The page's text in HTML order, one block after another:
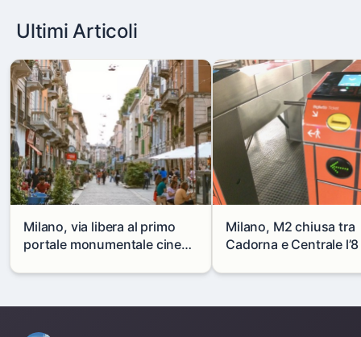
Ultimi Articoli
Milano, via libera al primo
portale monumentale cinese
Milano, M2 chiusa tra
Cadorna e Centrale
alternative